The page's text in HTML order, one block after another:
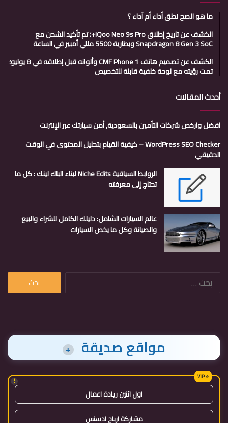
ما هو الصح نطق أداء أم آداء ؟
الكشف عن تاريخ إطلاق iQoo Neo 9s Pro+؛ تم تأكيد الشحن مع
Snapdragon 8 Gen 3 SoC وبطارية 5500 مللي أمبير في الساعة
الكشف عن تصميم هاتف CMF Phone 1 وألوانه قبل إطلاقه في 8 يوليو؛
تمت رؤيته مع لوحة خلفية قابلة للتخصيص
أحدث المقالات
افضل وارخص شركات التأمين بالسعودية, أمن سيارتك عبر الإنترنت
WordPress SEO Checker – كيفية القيام بتحليل المحتوى في الوقت
الحقيقي
الروابط السياقية Niche Edits لبناء الباك لينك : كل ما
تحتاج إلى معرفته
عالم السيارات الشامل: دليلك الكامل للشراء والبيع
والصيانة وكل ما يخص السيارات
البحث
مواقع صديقة +
!
اول اثنين ريادة اعمال
مشاركة ارباح ادسنس